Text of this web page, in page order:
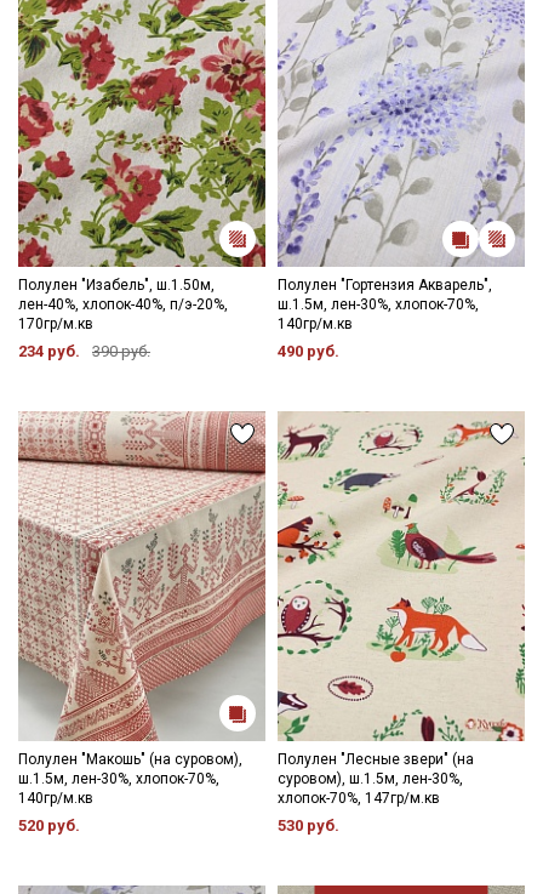
Полулен "Изабель", ш.1.50м,
лен-40%, хлопок-40%, п/э-20%,
170гр/м.кв
234 руб. 390 руб.
Полулен "Гортензия Акварель",
ш.1.5м, лен-30%, хлопок-70%,
140гр/м.кв
490 руб.
Полулен "Макошь" (на суровом),
ш.1.5м, лен-30%, хлопок-70%,
140гр/м.кв
520 руб.
Полулен "Лесные звери" (на
суровом), ш.1.5м, лен-30%,
хлопок-70%, 147гр/м.кв
530 руб.